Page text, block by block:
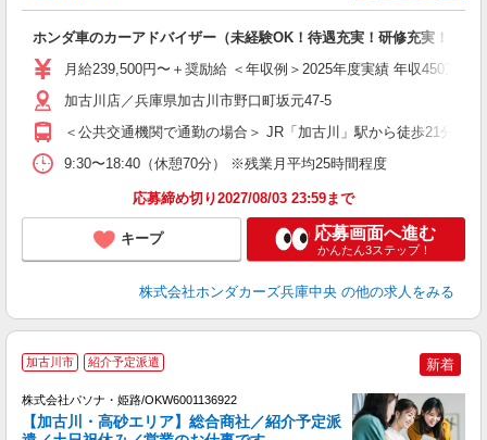
ホンダ車のカーアドバイザー（未経験OK！待遇充実！研修充実！）
月給239,500円〜＋奨励給 ＜年収例＞2025年度実績 年収450万
加古川店／兵庫県加古川市野口町坂元47-5
＜公共交通機関で通勤の場合＞ JR「加古川」駅から徒歩21分
9:30〜18:40（休憩70分） ※残業月平均25時間程度
応募締め切り2027/08/03 23:59まで
キープ 応募画面へ進む
かんたん3ステップ！
株式会社ホンダカーズ兵庫中央 の他の求人をみる
加古川市 紹介予定派遣 新着
株式会社パソナ・姫路/OKW6001136922
【加古川・高砂エリア】総合商社／紹介予定派